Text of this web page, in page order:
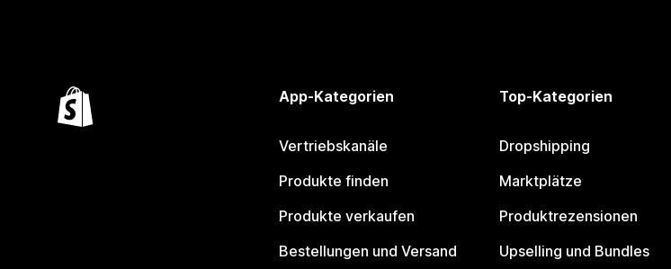
App-Kategorien
Vertriebskanäle
Produkte finden
Produkte verkaufen
Bestellungen und Versand
Top-Kategorien
Dropshipping
Marktplätze
Produktrezensionen
Upselling und Bundles